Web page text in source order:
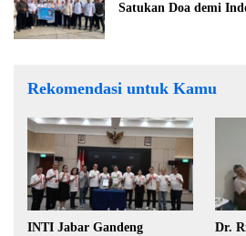
Satukan Doa demi
Rekomendasi untuk Kamu
INTI Jabar Gandeng
Dr.